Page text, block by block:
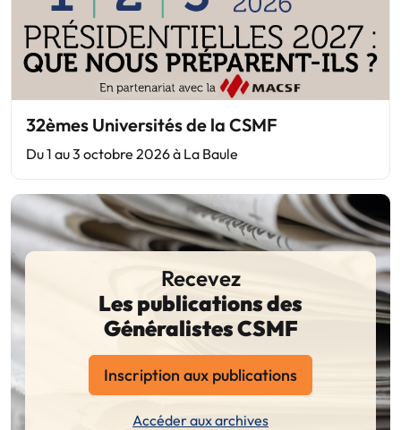
32èmes Universités de la CSMF
Du 1 au 3 octobre 2026 à La Baule
Recevez
Les publications des
Généralistes CSMF
Inscription aux publications
Accéder aux archives